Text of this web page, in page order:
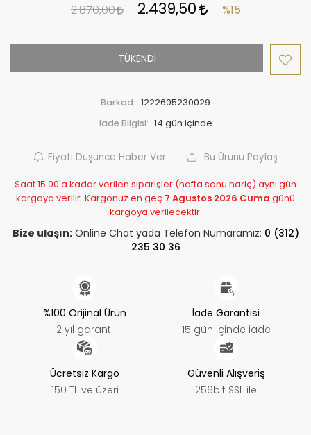
2.870,00 2.439,50 %15
TÜKENDİ
Barkod: 1222605230029
İade Bilgisi:
Fiyatı Düşünce Haber Ver Bu Ürünü Paylaş
Saat 15:00'a kadar verilen siparişler (hafta sonu hariç) aynı gün
kargoya verilir. Kargonuz en geç 7 Agustos 2026 Cuma günü
kargoya verilecektir.
Bize ulaşın:Online Chat yada Telefon Numaramız: 0 (312)
235 30 36
%100 Orijinal Ürün
2 yıl garanti
İade Garantisi
15 gün içinde iade
Ücretsiz Kargo
150 TL ve üzeri
Güvenli Alışveriş
256bit SSL ile